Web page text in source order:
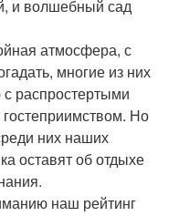
и волшебный сад
атмосфера, с
многие из них
распростертыми
Но
них наших
оставят об отдыхе
наш рейтинг